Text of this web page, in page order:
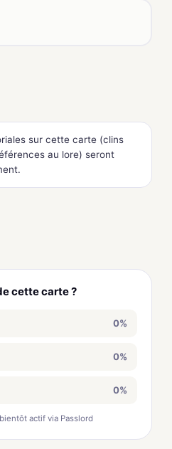
sur cette carte (clins
au lore) seront
cette carte ?
0%
0%
0%
actif via Passlord